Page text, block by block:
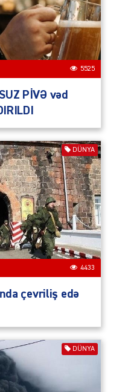
5525
PİVƏ vəd
DÜNYA
4433
çevriliş edə
DÜNYA